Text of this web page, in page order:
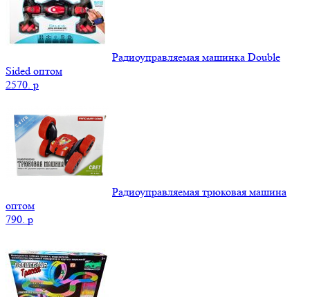
Радиоуправляемая машинка Double
Sided оптом
2570. p
Радиоуправляемая трюковая машина
оптом
790. p